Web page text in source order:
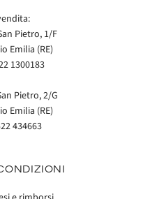
Pietro, 1/F
Emilia (RE)
1300183
Pietro, 2/G
Emilia (RE)
434663